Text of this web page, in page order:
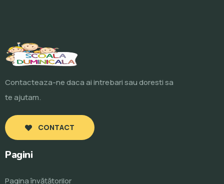
Contacteaza-ne daca ai intrebari sau doresti sa
te ajutam.
CONTACT
Pagini
Pagina învăţătorilor